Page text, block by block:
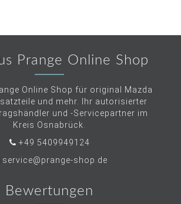
Prange Online Shop
Online Shop für original Mazda
und mehr. Ihr autorisierter
und -Servicepartner im
Kreis Osnabrück.
+49 5409949124
service@prange-shop.de
Bewertungen